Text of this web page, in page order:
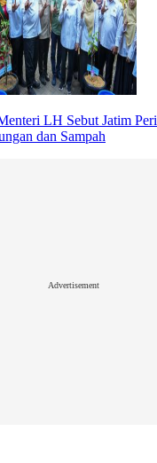
LH Sebut Jatim
dan Sampah
Advertisement